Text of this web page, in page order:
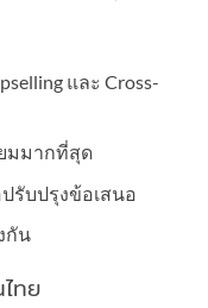
และ Cross-
มมากที่สุด
รับปรุงข้อเสนอ
กัน
ทย